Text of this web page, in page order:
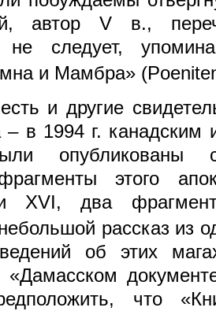
автор V в.,
не следует,
и Мамбра»
и другие
– в 1994 г. канадским
опубликованы
этого
XVI, два
рассказ из
об этих
«Дамасском
что